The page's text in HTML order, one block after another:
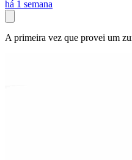
há 1 semana
A primeira vez que provei um